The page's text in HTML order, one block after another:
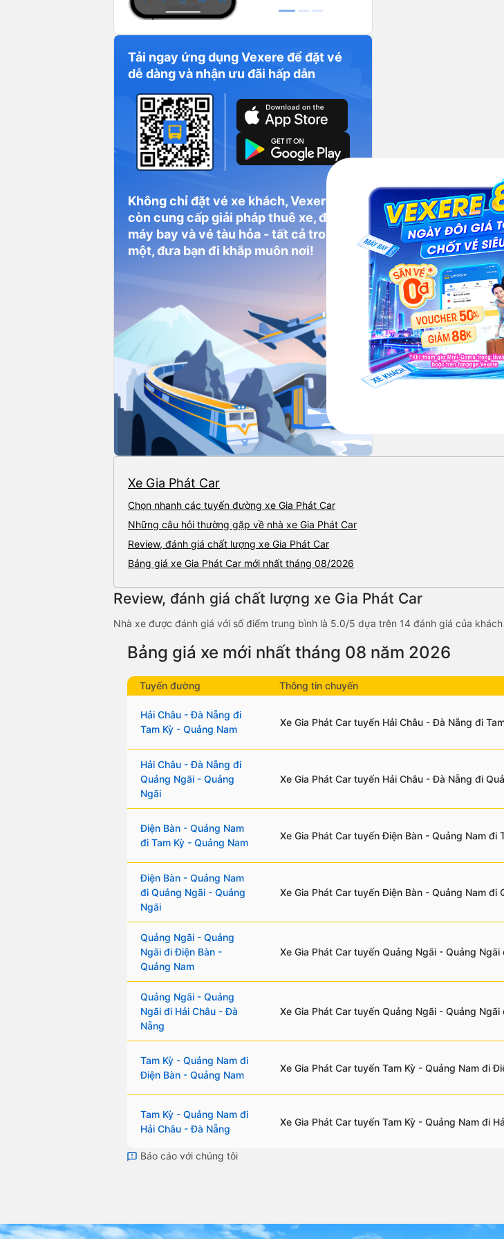
Tải ngay ứng dụng Vexere để đặt vé
dễ dàng và nhận ưu đãi hấp dẫn
Không chỉ đặt vé xe khách, Vexere
còn cung cấp giải pháp thuê xe, đặt vé
máy bay và vé tàu hỏa - tất cả trong
một, đưa bạn đi khắp muôn nơi!
Xe Gia Phát Car
Chọn nhanh các tuyến đường xe Gia Phát Car
Những câu hỏi thường gặp về nhà xe Gia Phát Car
Review, đánh giá chất lượng xe Gia Phát Car
Bảng giá xe Gia Phát Car mới nhất tháng 08/2026
Review, đánh giá chất lượng xe Gia Phát Car
Nhà xe được đánh giá với số điểm trung bình là 5.0/5 dựa trên 14 đánh giá của
Bảng giá xe mới nhất tháng 08 năm 2026
Tuyến đường Thông tin chuyến
Hải Châu - Đà Nẵng đi
Tam Kỳ - Quảng Nam
Xe Gia Phát Car tuyến Hải Châu - Đà Nẵng đi
Hải Châu - Đà Nẵng đi
Quảng Ngãi - Quảng
Ngãi
Xe Gia Phát Car tuyến Hải Châu - Đà Nẵng đi
Điện Bàn - Quảng Nam
đi Tam Kỳ - Quảng Nam
Xe Gia Phát Car tuyến Điện Bàn - Quảng Nam đi
Điện Bàn - Quảng Nam
đi Quảng Ngãi - Quảng
Ngãi
Xe Gia Phát Car tuyến Điện Bàn - Quảng Nam đi
Quảng Ngãi - Quảng
Ngãi đi Điện Bàn -
Quảng Nam
Xe Gia Phát Car tuyến Quảng Ngãi - Quảng
Quảng Ngãi - Quảng
Ngãi đi Hải Châu - Đà
Nẵng
Xe Gia Phát Car tuyến Quảng Ngãi - Quảng
Tam Kỳ - Quảng Nam đi
Điện Bàn - Quảng Nam
Xe Gia Phát Car tuyến Tam Kỳ - Quảng Nam đi
Tam Kỳ - Quảng Nam đi
Hải Châu - Đà Nẵng
Xe Gia Phát Car tuyến Tam Kỳ - Quảng Nam đi
Báo cáo với chúng tôi